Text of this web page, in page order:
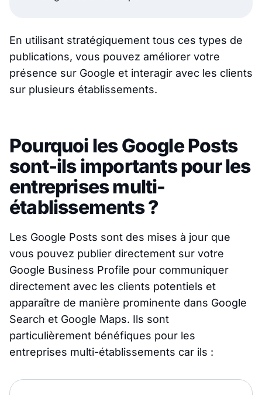
En utilisant stratégiquement tous ces types de
publications, vous pouvez améliorer votre
présence sur Google et interagir avec les clients
sur plusieurs établissements.
Pourquoi les Google Posts
sont-ils importants pour les
entreprises multi-
établissements ?
Les Google Posts sont des mises à jour que
vous pouvez publier directement sur votre
Google Business Profile pour communiquer
directement avec les clients potentiels et
apparaître de manière prominente dans Google
Search et Google Maps. Ils sont
particulièrement bénéfiques pour les
entreprises multi-établissements car ils :